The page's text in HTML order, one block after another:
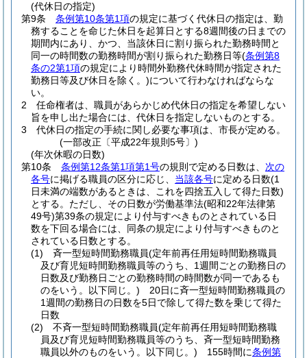
(代休日の指定)
第9条
条例第10条第1項の規定に基づく代休日の指定は、勤
務することを命じた休日を起算日とする8週間後の日までの
期間内にあり、かつ、当該休日に割り振られた勤務時間と
同一の時間数の勤務時間が割り振られた勤務日等(条例第8
条の2第1項の規定により時間外勤務代休時間が指定された
勤務日等及び休日を除く。)について行わなければならな
い。
2
任命権者は、職員があらかじめ代休日の指定を希望しない
旨を申し出た場合には、代休日を指定しないものとする。
3
代休日の指定の手続に関し必要な事項は、市長が定める。
(一部改正〔平成22年規則5号〕)
(年次休暇の日数)
第10条
条例第12条第1項第1号の規則で定める日数は、 次の
各号に掲げる職員の区分に応じ、 当該各号に定める日数(1
日未満の端数があるときは、これを四捨五入して得た日数)
とする。 ただし、その日数が労働基準法(昭和22年法律第
49号)第39条の規定により付与すべきものとされている日
数を下回る場合には、同条の規定により付与すべきものと
されている日数とする。
(1)
斉一型短時間勤務職員(定年前再任用短時間勤務職員
及び育児短時間勤務職員等のうち、1週間ごとの勤務日の
日数及び勤務日ごとの勤務時間の時間数が同一であるも
のをいう。以下同じ。) 20日に斉一型短時間勤務職員の
1週間の勤務日の日数を5日で除して得た数を乗じて得た
日数
(2)
不斉一型短時間勤務職員(定年前再任用短時間勤務職
員及び育児短時間勤務職員等のうち、斉一型短時間勤務
職員以外のものをいう。以下同じ。) 155時間に条例第